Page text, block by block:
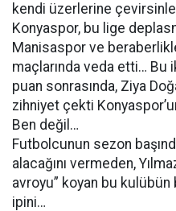
kendi üzerlerine
Konyaspor, bu lige
Manisaspor ve
maçlarında veda etti… Bu
puan sonrasında, Ziya
zihniyet çekti
Ben değil…
Futbolcunun sezon
alacağını vermeden,
avroyu” koyan bu kulübün
ipini…